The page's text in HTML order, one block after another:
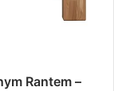
Rantem –